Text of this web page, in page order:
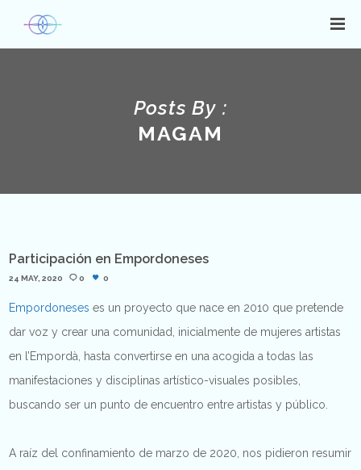
Posts By :
MAGAM
Participación en Empordoneses
24 MAY, 2020 0 0
Empordoneses es un proyecto que nace en 2010 que pretende
dar voz y crear una comunidad, inicialmente de mujeres artistas
en l’Empordà, hasta convertirse en una acogida a todas las
manifestaciones y disciplinas artístico-visuales posibles,
buscando ser un punto de encuentro entre artistas y público.
A raíz del confinamiento de marzo de 2020, nos pidieron resumir